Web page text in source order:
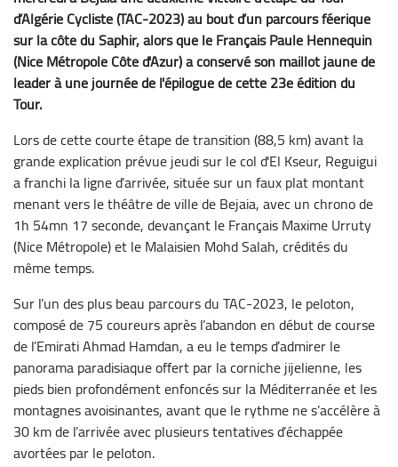
d’Algérie Cycliste (TAC-2023) au bout d’un parcours féerique
sur la côte du Saphir, alors que le Français Paule Hennequin
(Nice Métropole Côte d'Azur) a conservé son maillot jaune de
leader à une journée de l'épilogue de cette 23e édition du
Tour.
Lors de cette courte étape de transition (88,5 km) avant la
grande explication prévue jeudi sur le col d'El Kseur, Reguigui
a franchi la ligne d’arrivée, située sur un faux plat montant
menant vers le théâtre de ville de Bejaia, avec un chrono de
1h 54mn 17 seconde, devançant le Français Maxime Urruty
(Nice Métropole) et le Malaisien Mohd Salah, crédités du
même temps.
Sur l’un des plus beau parcours du TAC-2023, le peloton,
composé de 75 coureurs après l’abandon en début de course
de l’Emirati Ahmad Hamdan, a eu le temps d’admirer le
panorama paradisiaque offert par la corniche jijelienne, les
pieds bien profondément enfoncés sur la Méditerranée et les
montagnes avoisinantes, avant que le rythme ne s’accélère à
30 km de l’arrivée avec plusieurs tentatives d’échappée
avortées par le peloton.